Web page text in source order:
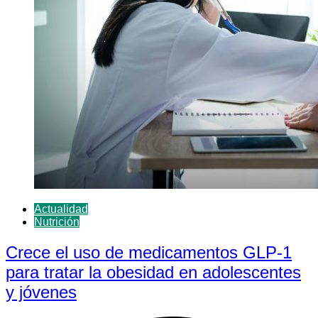
Actualidad
Nutrición
Crece el uso de medicamentos GLP-1
para tratar la obesidad en adolescentes
y jóvenes